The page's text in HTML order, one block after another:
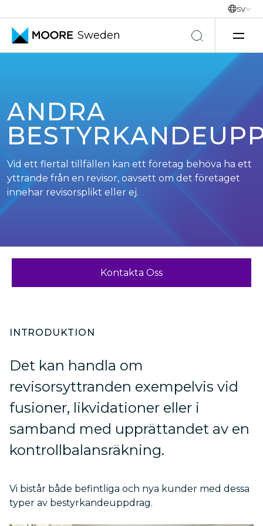
SV
Sweden
ANDRA
Vid ett flertal tillfällen kan ett företag behöva ha ett
yttrande från en revisor, oavsett om det företaget
innehar revisorsplikt eller ej.
Kontakta Oss
INTRODUKTION
Det kan handla om
revisorsyttranden exempelvis vid
fusioner, likvidationer eller i
samband med upprättandet av en
kontrollbalansräkning.
Vi bistår både befintliga och nya kunder med dessa
typer av bestyrkandeuppdrag.